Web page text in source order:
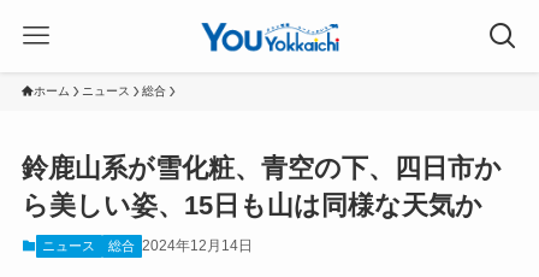
ホーム ニュース 総合
鈴鹿山系が雪化粧、青空の下、四日市か
ら美しい姿、15日も山は同様な天気か
ニュース 総合 2024年12月14日